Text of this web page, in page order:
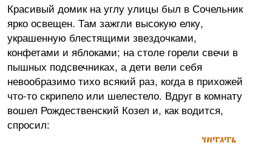
Красивый домик на углу улицы был в Сочельник
ярко освещен. Там зажгли высокую елку,
украшенную блестящими звездочками,
конфетами и яблоками; на столе горели свечи в
пышных подсвечниках, а дети вели себя
невообразимо тихо всякий раз, когда в прихожей
что-то скрипело или шелестело. Вдруг в комнату
вошел Рождественский Козел и, как водится,
спросил:
читать